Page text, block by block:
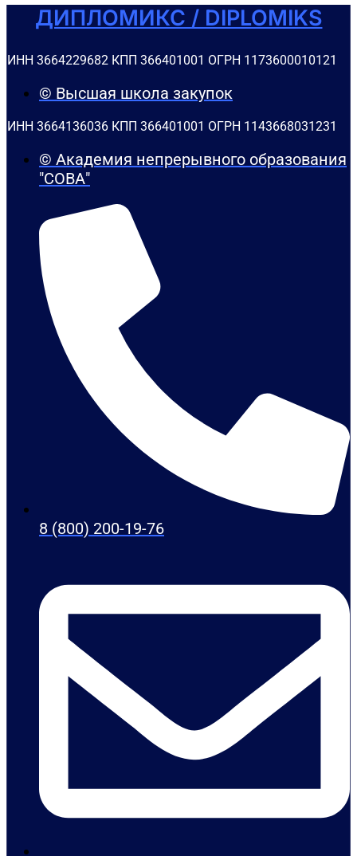
ДИПЛОМИКС / DIPLOMIKS
ИНН 3664229682 КПП 366401001 ОГРН 1173600010121
© Высшая школа закупок
ИНН 3664136036 КПП 366401001 ОГРН 1143668031231
© Академия непрерывного образования
"СОВА"
8 (800) 200-19-76